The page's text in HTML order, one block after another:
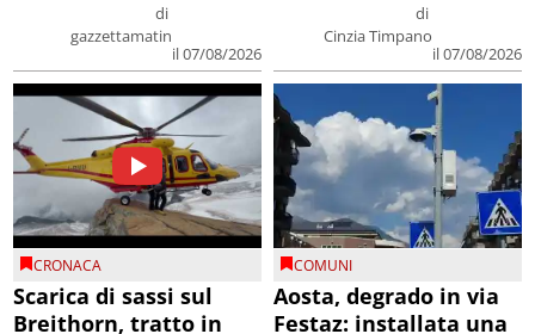
di
gazzettamatin
il 07/08/2026
di
Cinzia Timpano
il 07/08/2026
CRONACA
Scarica di sassi sul
Breithorn, tratto in
COMUNI
Aosta, degrado in via
Festaz: installata una